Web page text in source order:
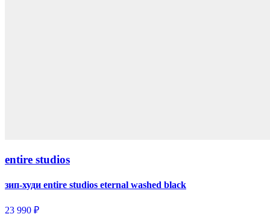
entire studios
зип-худи entire studios eternal washed black
23 990 ₽